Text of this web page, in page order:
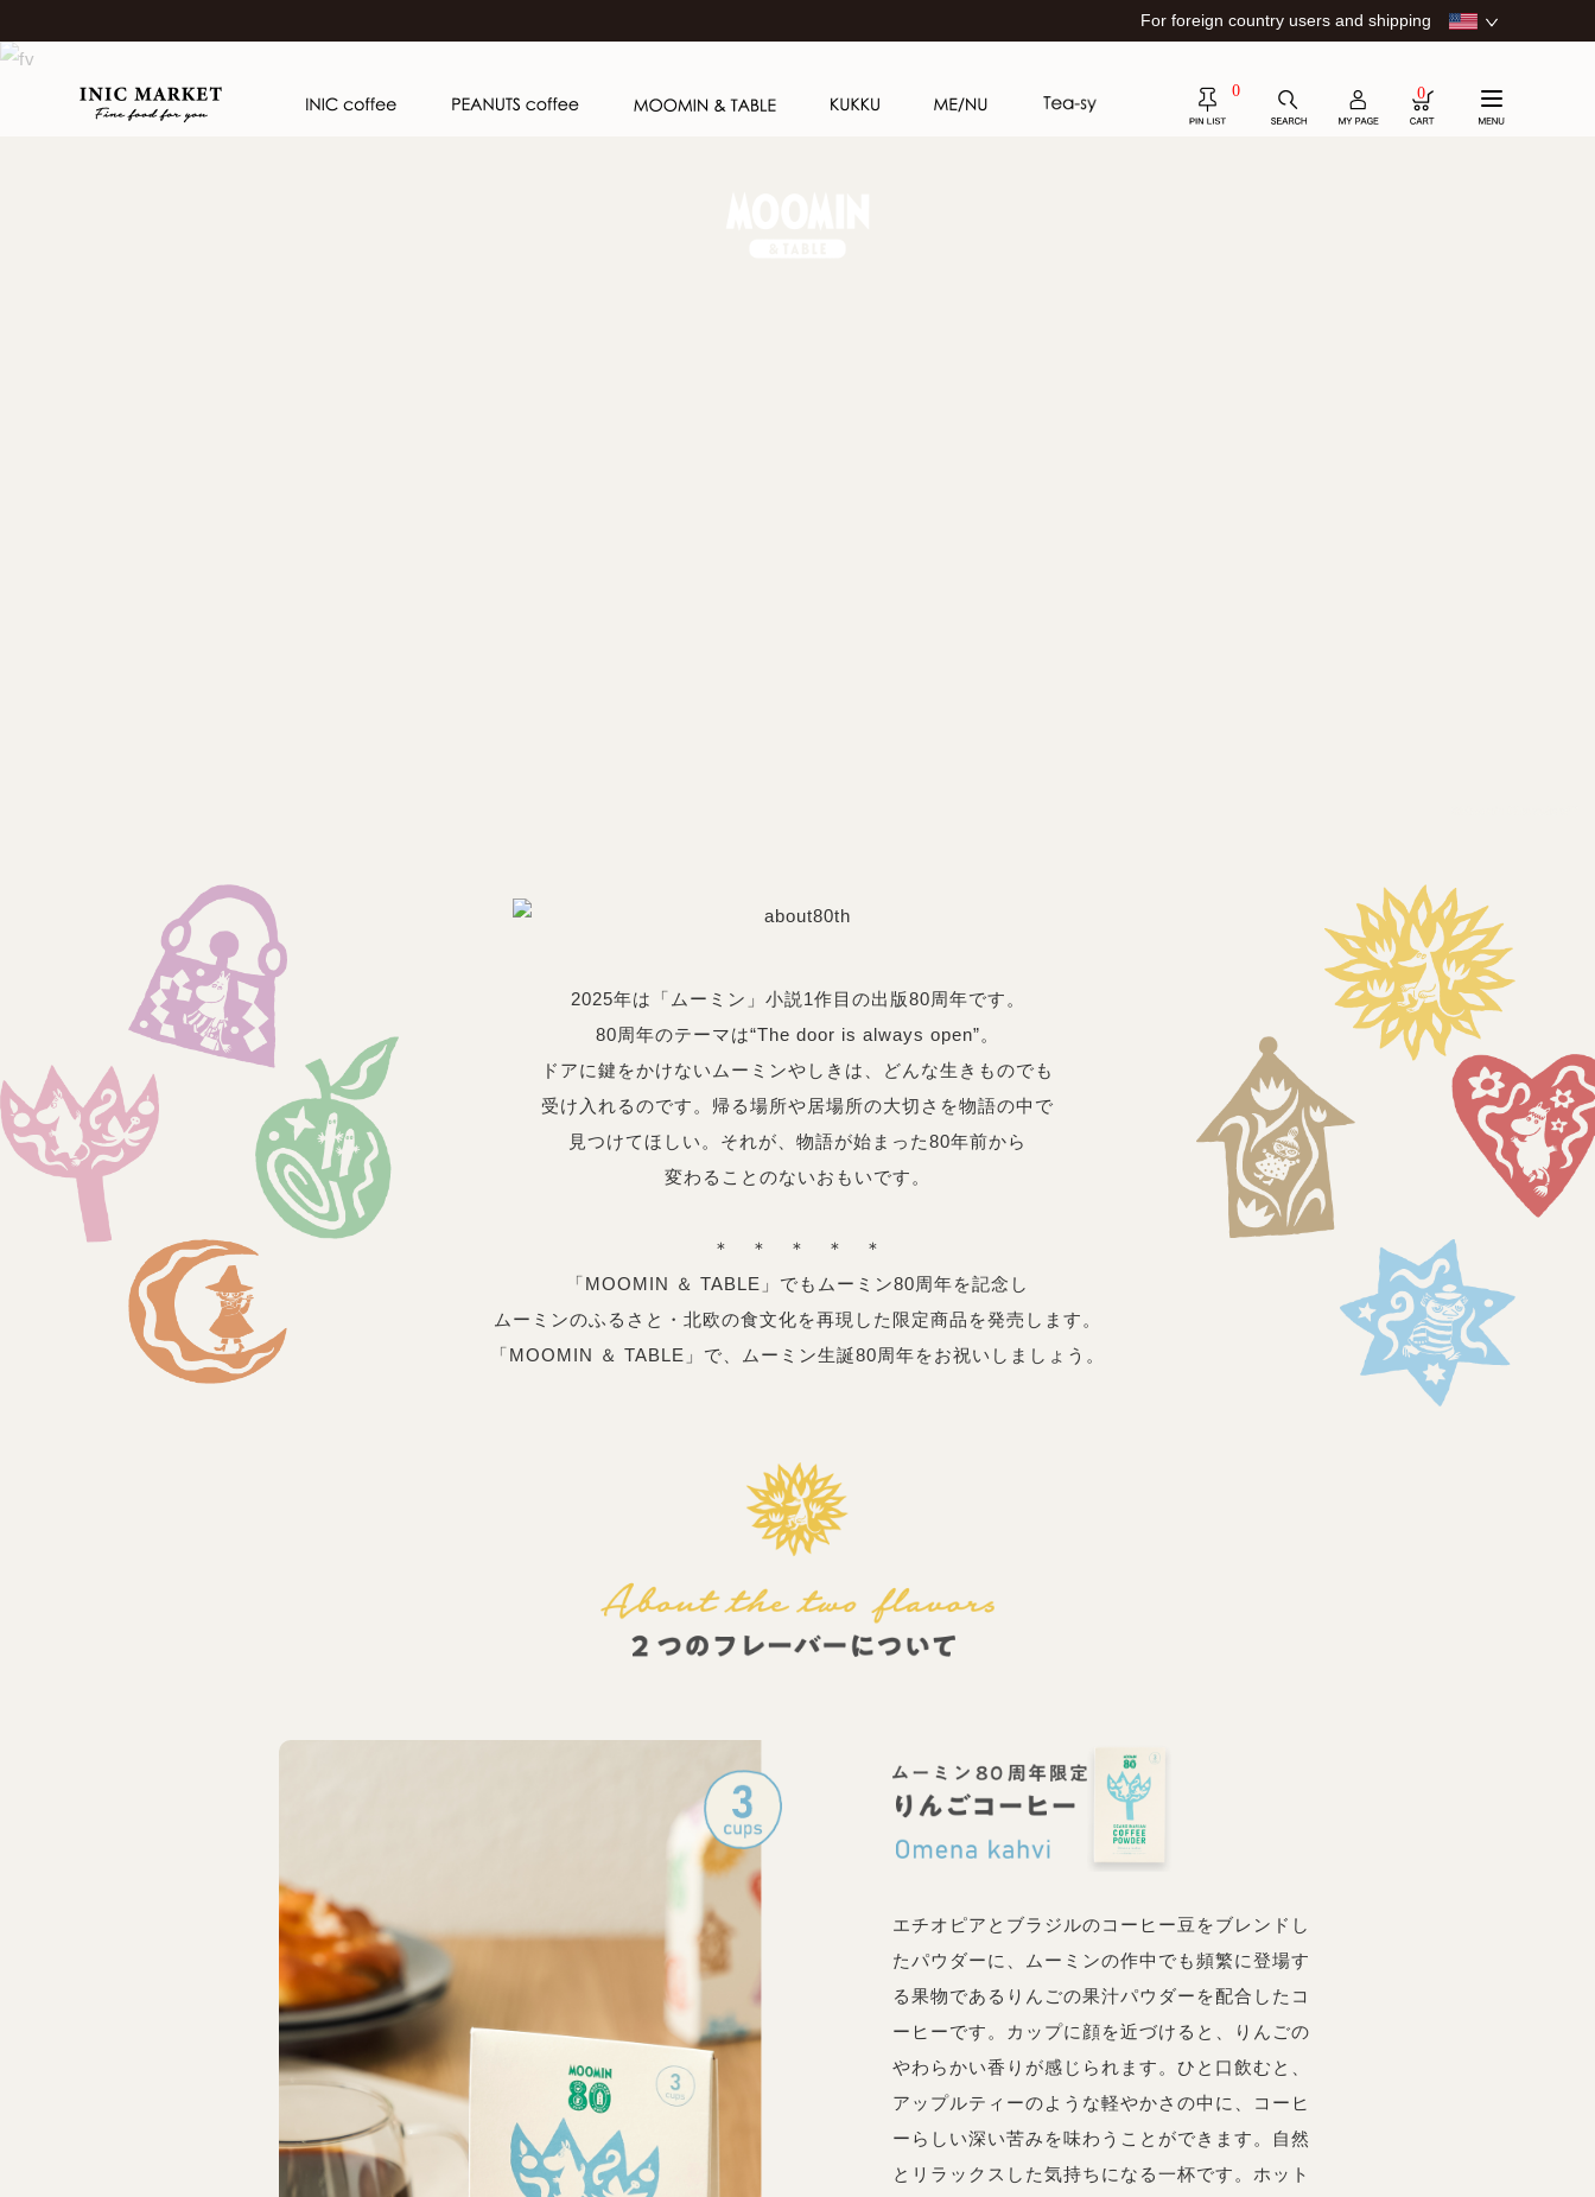
For foreign country users and shipping
0 0
2025年は「ムーミン」小説1作目の出版80周年です。
80周年のテーマは“The door is always open”。
ドアに鍵をかけないムーミンやしきは、
どんな生きものでも
受け入れるのです。 帰る場所や居場所の大切さを物語の中で
見つけてほしい。それが、物語が始まった80年前から
変わることのないおもいです。
＊ ＊ ＊ ＊ ＊
「MOOMIN ＆ TABLE」でもムーミン80周年を記念し
ムーミンのふるさと・北欧の食文化を再現した限定商品を発売します。
「MOOMIN ＆ TABLE」で、
ムーミン生誕80周年をお祝いしましょう。
エチオピアとブラジルのコーヒー豆をブレンドし
たパウダーに、ムーミンの作中でも頻繁に登場す
る果物であるりんごの果汁パウダーを配合したコ
ーヒーです。カップに顔を近づけると、りんごの
やわらかい香りが感じられます。ひと口飲むと、
アップルティーのような軽やかさの中に、コーヒ
ーらしい深い苦みを味わうことができます。自然
とリラックスした気持ちになる一杯です。ホット